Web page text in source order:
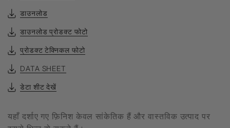
डाउनलोड
डाउनलोड प्रोडक्ट फोटो
प्रोडक्ट टेक्निकल फोटो
DATA SHEET
डेटा शीट देखें
यहाँ दर्शाए गए फ़िनिश केवल सांकेतिक हैं और वास्तविक उत्पाद पर